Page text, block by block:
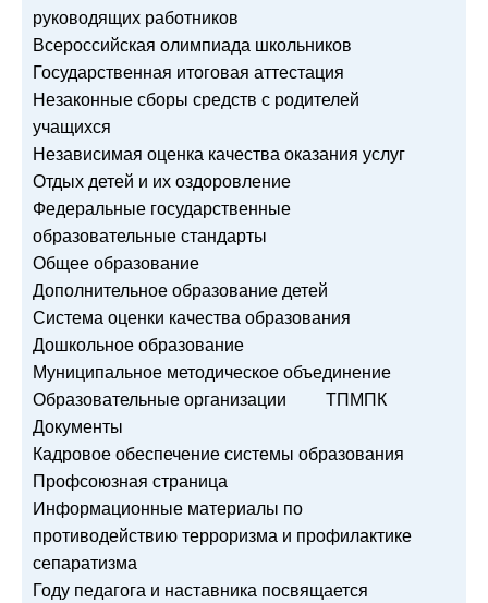
руководящих работников
Всероссийская олимпиада школьников
Государственная итоговая аттестация
Незаконные сборы средств с родителей
учащихся
Независимая оценка качества оказания услуг
Отдых детей и их оздоровление
Федеральные государственные
образовательные стандарты
Общее образование
Дополнительное образование детей
Система оценки качества образования
Дошкольное образование
Муниципальное методическое объединение
Образовательные организации
ТПМПК
Документы
Кадровое обеспечение системы образования
Профсоюзная страница
Информационные материалы по
противодействию терроризма и профилактике
сепаратизма
Году педагога и наставника посвящается